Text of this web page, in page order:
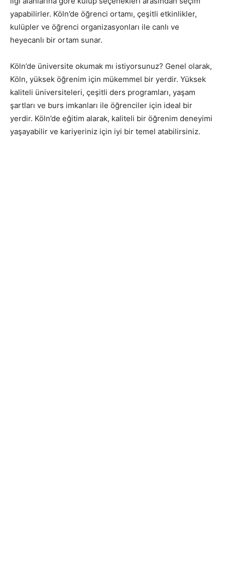
yapabilirler. Köln’de öğrenci ortamı, çeşitli etkinlikler,
kulüpler ve öğrenci organizasyonları ile canlı ve
heyecanlı bir ortam sunar.
Köln’de üniversite okumak mı istiyorsunuz? Genel olarak,
Köln, yüksek öğrenim için mükemmel bir yerdir. Yüksek
kaliteli üniversiteleri, çeşitli ders programları, yaşam
şartları ve burs imkanları ile öğrenciler için ideal bir
yerdir. Köln’de eğitim alarak, kaliteli bir öğrenim deneyimi
yaşayabilir ve kariyeriniz için iyi bir temel atabilirsiniz.